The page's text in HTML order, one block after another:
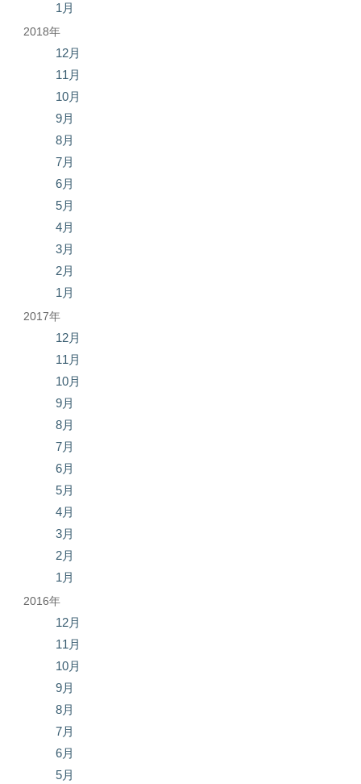
1月
2018年
12月
11月
10月
9月
8月
7月
6月
5月
4月
3月
2月
1月
2017年
12月
11月
10月
9月
8月
7月
6月
5月
4月
3月
2月
1月
2016年
12月
11月
10月
9月
8月
7月
6月
5月